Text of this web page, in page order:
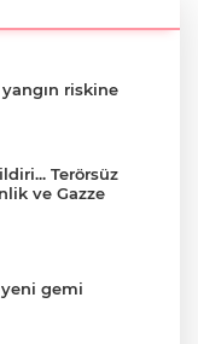
riskine
Terörsüz
ve Gazze
yeni gemi